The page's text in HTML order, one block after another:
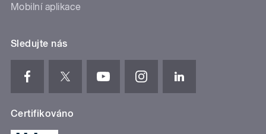
Mobilní aplikace
Sledujte nás
Certifikováno